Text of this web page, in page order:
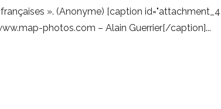
». (Anonyme) [caption
photos.com – Alain Guerrier[/caption]